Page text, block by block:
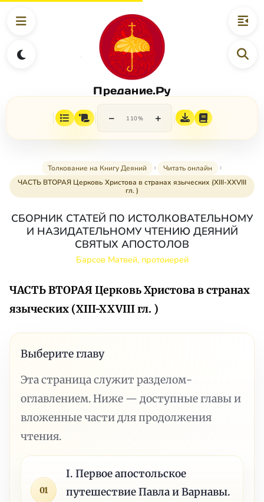
Предание.Ру
− 110% +
Толкование на Книгу Деяний
Читать онлайн
ЧАСТЬ ВТОРАЯ Церковь Христова в странах языческих (XIII-XXVIII
гл. )
СБОРНИК СТАТЕЙ ПО ИСТОЛКОВАТЕЛЬНОМУ
И НАЗИДАТЕЛЬНОМУ ЧТЕНИЮ ДЕЯНИЙ
СВЯТЫХ АПОСТОЛОВ
Барсов Матвей, протоиерей
ЧАСТЬ ВТОРАЯЦерковь Христова в странах
языческих (XIII-XXVIII гл. )
Выберите главу
Эта страница служит разделом-
оглавлением. Ниже — доступные главы и
вложенные части для продолжения
чтения.
01
I. Первое апостольское
путешествие Павла и Варнавы.